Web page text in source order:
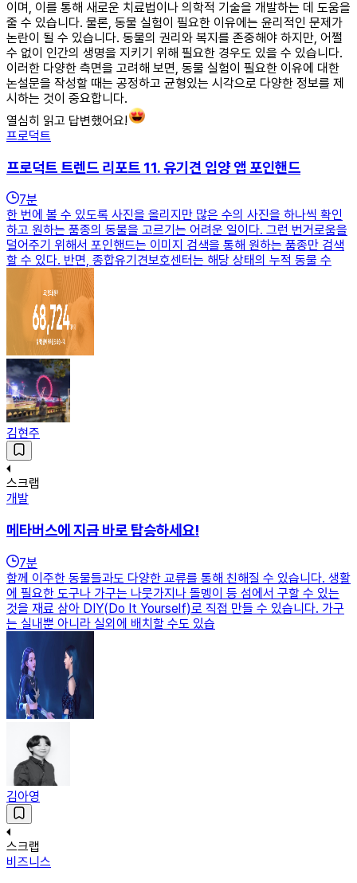
이며, 이를 통해 새로운 치료법이나 의학적 기술을 개발하는 데 도움을
줄 수 있습니다. 물론, 동물 실험이 필요한 이유에는 윤리적인 문제가
논란이 될 수 있습니다. 동물의 권리와 복지를 존중해야 하지만, 어쩔
수 없이 인간의 생명을 지키기 위해 필요한 경우도 있을 수 있습니다.
이러한 다양한 측면을 고려해 보면, 동물 실험이 필요한 이유에 대한
논설문을 작성할 때는 공정하고 균형있는 시각으로 다양한 정보를 제
시하는 것이 중요합니다.
열심히 읽고 답변했어요!
프로덕트
프로덕트 트렌드 리포트 11. 유기견 입양 앱 포인핸드
7분
한 번에 볼 수 있도록 사진을 올리지만 많은 수의 사진을 하나씩 확인
하고 원하는 품종의 동물을 고르기는 어려운 일이다. 그런 번거로움을
덜어주기 위해서 포인핸드는 이미지 검색을 통해 원하는 품종만 검색
할 수 있다. 반면, 종합유기견보호센터는 해당 상태의 누적 동물 수
김현주
스크랩
개발
메타버스에 지금 바로 탑승하세요!
7분
함께 이주한 동물들과도 다양한 교류를 통해 친해질 수 있습니다. 생활
에 필요한 도구나 가구는 나뭇가지나 돌멩이 등 섬에서 구할 수 있는
것을 재료 삼아 DIY(Do It Yourself)로 직접 만들 수 있습니다. 가구
는 실내뿐 아니라 실외에 배치할 수도 있습
김아영
스크랩
비즈니스